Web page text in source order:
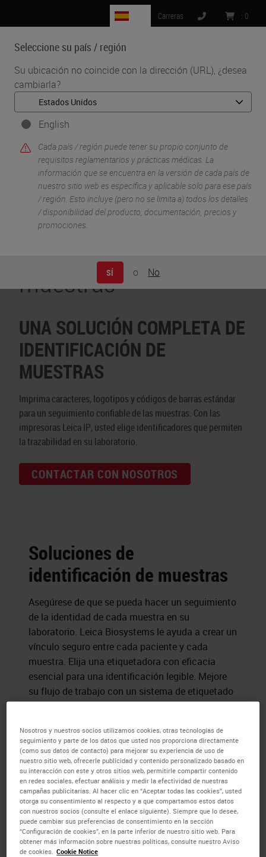
Seleccione su país / región
Su ubicación no coincide con la dirección (URL), ¿desea
cambiarla?
English
Cada país / región puede tener su propio conjunto de
requisitos reglamentarios y prácticas médicas. La
información que se encuentra en la versión de cada país de
nuestro sitio web es específica y aplicable solo para ese país
/ región. Esto incluye (pero no se limita a) todos los detalles
/ disponibilidad del producto, documentación, precios y
promociones.
SÍ o No
Carreras : 0
MENU
Inicio • Soluciones de histología • Identificación de muestras
muestras
UNA SOLUCIÓN COMPLETA DE
IDENTIFICACIÓN DE
MUESTRAS
Imprima caracteres, logotipos y códigos de barras estándar
para un seguimiento confiable de las muestras. Con las
impresoras Leica IP, usted elige identificadores que permiten
la trazabilidad en su laboratorio.
CONTACTAR CON NOSOTROS
Soluciones de
identificación de muestras
Asegúrese de que se pueda hacer un seguimiento
de la identidad de cada muestra en su
laboratorio. Leica Biosystems le ayuda a crear un
vínculo seguro entre cada paciente y cada
muestra. Elija una etiquetadora con eficacia
esencial para una identificación legible. Mejore
su flujo de trabajo con un sistema de etiquetado
de muestras personalizado.
Nosotros y nuestros socios utilizamos cookies, otras tecnologías de
seguimiento y parte de los datos que usted nos proporciona directamente
(como sus datos de contacto) para mejorar su experiencia de uso de
nuestro sitio web, ofrecerle publicidad y contenido personalizado basado en
su interacción con este y otros sitios web, permitirle compartir contenido
en redes sociales, efectuar análisis y medir la efectividad de nuestras
campañas publicitarias. Al hacer clic en “Aceptar todas las cookies”, usted
otorga su consentimiento al respecto y a que compartamos estos datos
con nuestros socios (consulte el enlace siguiente). Siempre que lo desee,
puede cambiar sus preferencias de consentimiento en la sección
“Configuración de cookies”, en la parte inferior de nuestro sitio web. Para
obtener más información sobre nuestras políticas, consulte nuestro Aviso
de cookies. Cookie Notice